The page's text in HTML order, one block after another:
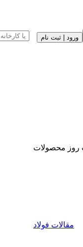
ورود | ثبت نام
روز محصولات
مقالات فولاد